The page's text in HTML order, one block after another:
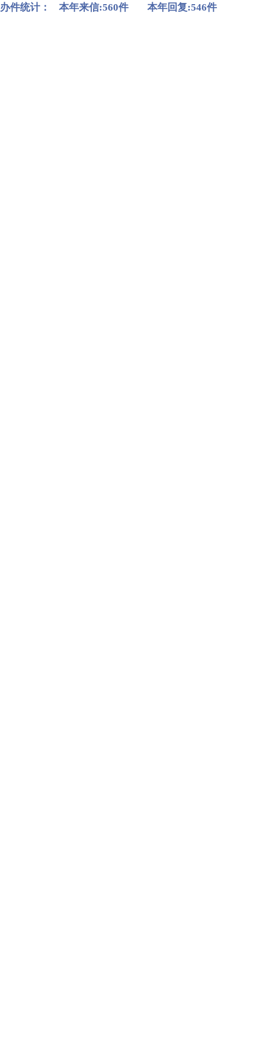
办件统计： 本年来信:560件 本年回复:546件